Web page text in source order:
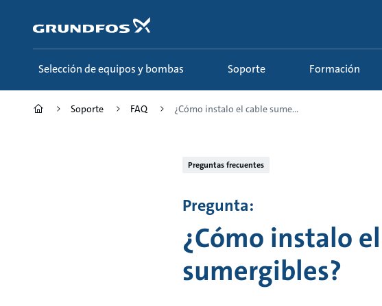
contenido
principal
Selección de equipos y bombas Soporte Formación
Soporte FAQ ¿Cómo instalo el cable sume...
Preguntas frecuentes
Pregunta:
¿Cómo instalo
sumergibles?